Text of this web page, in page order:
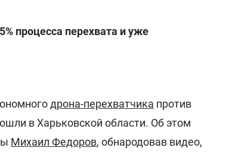
процесса перехвата и уже
дрона-перехватчика против
в Харьковской области. Об этом
Михаил Федоров, обнародовав видео,